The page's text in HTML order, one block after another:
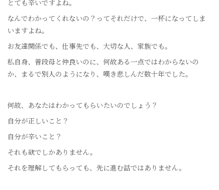
とても辛いですよね。
なんでわかってくれないの？ってそれだけで、一杯になってしま
いますよね。
お友達関係でも、仕事先でも、大切な人、家族でも。
私自身、普段母と仲良いのに、何故ある一点ではわからないの
か、まるで別人のようになり、嘆き悲しんだ数十年でした。
何故、あなたはわかってもらいたいのでしょう？
自分が正しいこと？
自分が辛いこと？
それも欲でしかありません。
それを理解してもらっても、先に進む話ではありません。